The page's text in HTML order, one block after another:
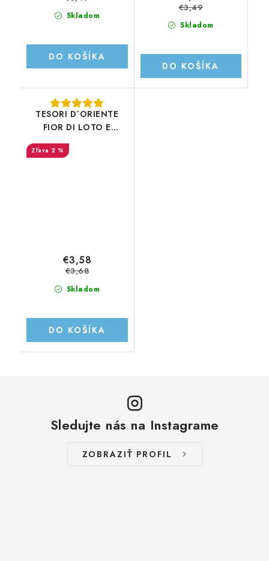
Skladom
DO KOŠÍKA
Skladom
€3,49
DO KOŠÍKA
TESORI D´ORIENTE
FIOR DI LOTO E
KARITÉ Tekuté mydlo
300ML
2 %
Skladom
€3,58
€3,68
DO KOŠÍKA
Sledujte nás na Instagrame
ZOBRAZIŤ PROFIL